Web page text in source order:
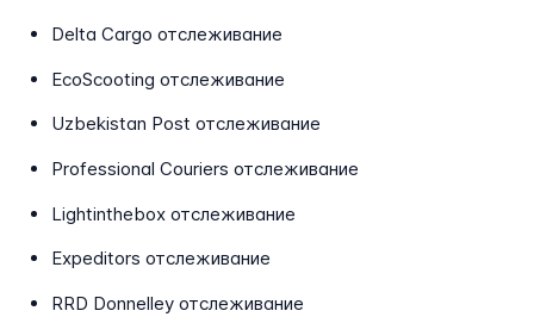
Delta Cargo отслеживание
EcoScooting отслеживание
Uzbekistan Post отслеживание
Professional Couriers отслеживание
Lightinthebox отслеживание
Expeditors отслеживание
RRD Donnelley отслеживание